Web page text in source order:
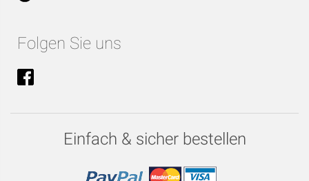
Folgen Sie uns
Einfach & sicher bestellen